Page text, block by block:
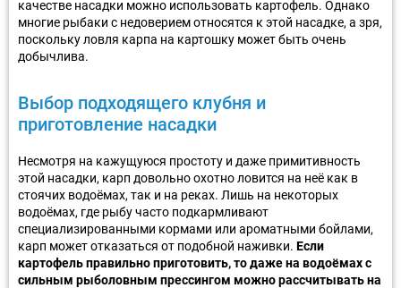
качестве насадки можно использовать картофель. Однако
многие рыбаки с недоверием относятся к этой насадке, а зря,
поскольку ловля карпа на картошку может быть очень
добычлива.
Выбор подходящего клубня и
приготовление насадки
Несмотря на кажущуюся простоту и даже примитивность
этой насадки, карп довольно охотно ловится на неё как в
стоячих водоёмах, так и на реках. Лишь на некоторых
водоёмах, где рыбу часто подкармливают
специализированными кормами или ароматными бойлами,
карп может отказаться от подобной наживки. Если
картофель правильно приготовить, то даже на водоёмах с
сильным рыболовным прессингом можно рассчитывать на